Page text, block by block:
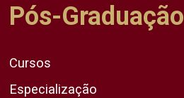
Pós-Graduação
Cursos
Especialização